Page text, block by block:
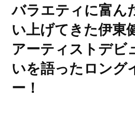
バラエティに富ん
い上げてきた伊東
アーティストデビ
いを語ったロング
ー！